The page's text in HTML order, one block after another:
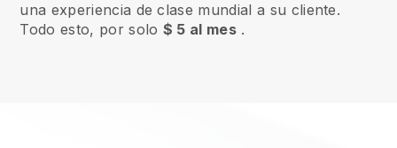
una experiencia de clase mundial a su cliente.
Todo esto, por solo $ 5 al mes .